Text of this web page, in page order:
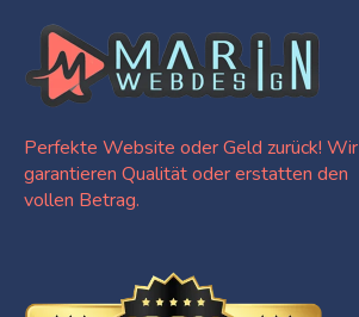
Perfekte Website oder Geld zurück! Wir
garantieren Qualität oder erstatten den
vollen Betrag.